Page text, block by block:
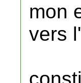
mon
vers